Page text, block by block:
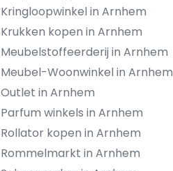
Kringloopwinkel in Arnhem
Krukken kopen in Arnhem
Meubelstoffeerderij in Arnhem
Meubel-Woonwinkel in Arnhem
Outlet in Arnhem
Parfum winkels in Arnhem
Rollator kopen in Arnhem
Rommelmarkt in Arnhem